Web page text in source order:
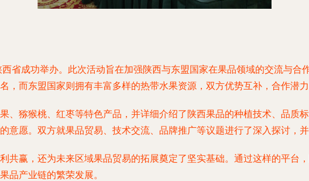
省成功举办。此次活动旨在加强陕西与东盟国家在果品领域的交流与合
，而东盟国家则拥有丰富多样的热带水果资源，双方优势互补，合作潜力
、猕猴桃、红枣等特色产品，并详细介绍了陕西果品的种植技术、品质
意愿。双方就果品贸易、技术交流、品牌推广等议题进行了深入探讨，并
共赢，还为未来区域果品贸易的拓展奠定了坚实基础。通过这样的平台
品产业链的繁荣发展。